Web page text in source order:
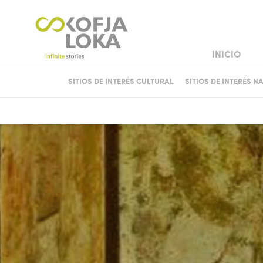
INICIO
SITIOS DE INTERÉS CULTURAL SITIOS DE INTERÉS
BODA